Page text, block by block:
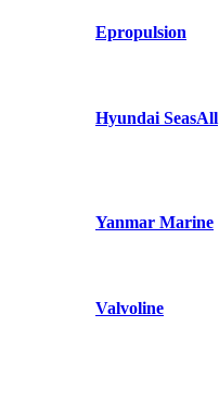
Epropulsion
Hyundai SeasAll
Yanmar Marine
Valvoline